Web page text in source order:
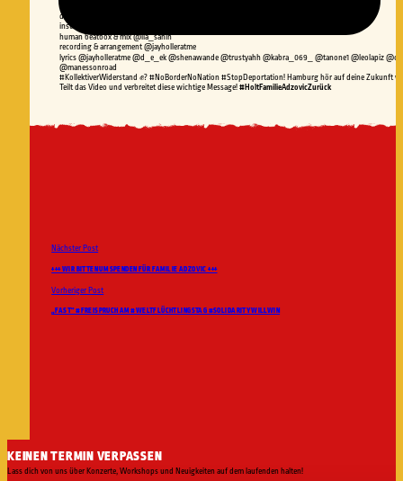
CREDITS
directed by @padyrabendariss
instrumental & scratches @trazytattooer
human beatbox & mix @lia_sahin
recording & arrangement @jayholleratme
lyrics @jayholleratme @d_e_ek @shenawande @trustyahh @kabra_069_ @tanone1 @leolapiz
@manessonroad
#KollektiverWiderstand ✊? #NoBorderNoNation #StopDeportation! Hamburg hör auf deine Zukunft
Teilt das Video und verbreitet diese wichtige Message!#HoltFamilieAdzovicZurück
Nächster Post
+++ WIR BITTEN UM SPENDEN FÜR FAMILIE ADZOVIC +++
Vorheriger Post
„FAST“ #FREISPRUCH AM #WELTFLÜCHTLINGSTAG #SOLIDARITYWILLWIN
KEINEN TERMIN VERPASSEN
Lass dich von uns über Konzerte, Workshops und Neuigkeiten auf dem laufenden halten!